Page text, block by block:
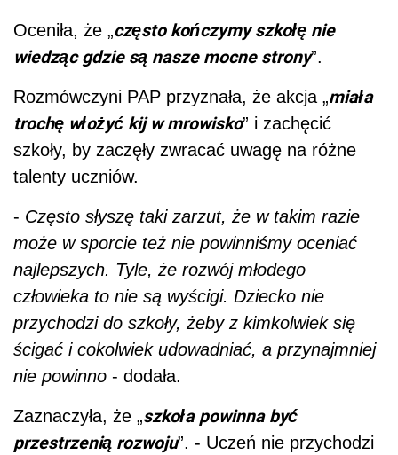
Oceniła, że „często kończymy szkołę nie
wiedząc gdzie są nasze mocne strony”.
Rozmówczyni PAP przyznała, że akcja „miała
trochę włożyć kij w mrowisko” i zachęcić
szkoły, by zaczęły zwracać uwagę na różne
talenty uczniów.
- Często słyszę taki zarzut, że w takim razie
może w sporcie też nie powinniśmy oceniać
najlepszych. Tyle, że rozwój młodego
człowieka to nie są wyścigi. Dziecko nie
przychodzi do szkoły, żeby z kimkolwiek się
ścigać i cokolwiek udowadniać, a przynajmniej
nie powinno - dodała.
Zaznaczyła, że „szkoła powinna być
przestrzenią rozwoju”. - Uczeń nie przychodzi